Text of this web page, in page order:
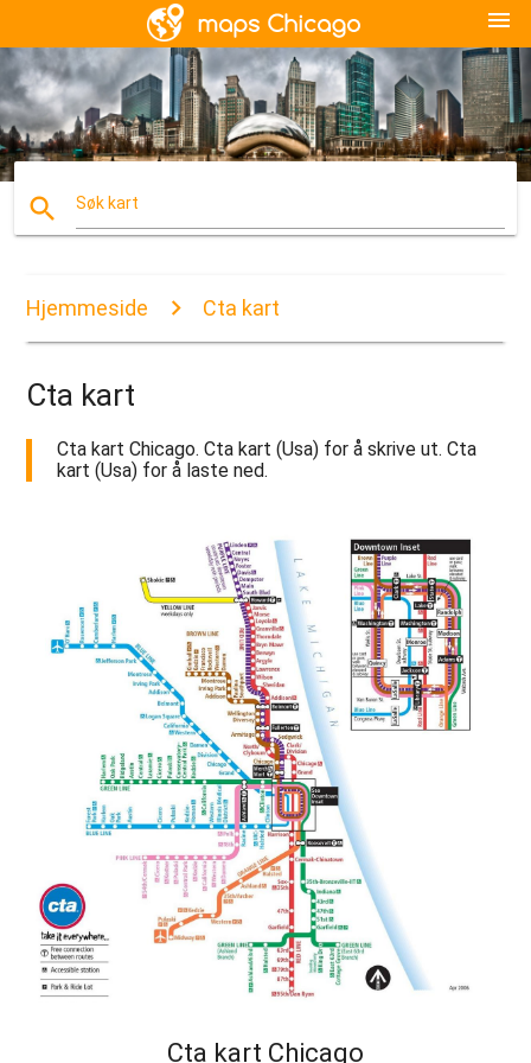
menu
search Søk kart
Hjemmeside Cta kart
Cta kart
Cta kart Chicago. Cta kart (Usa) for å skrive ut. Cta
kart (Usa) for å laste ned.
Cta kart Chicago